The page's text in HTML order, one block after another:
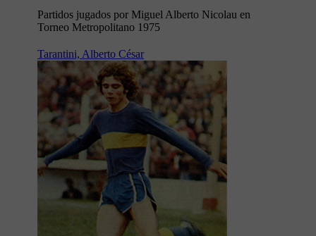
Partidos jugados por Miguel Alberto Nicolau en
Torneo Metropolitano 1975
Tarantini, Alberto César